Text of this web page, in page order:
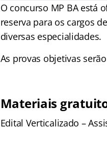
O concurso MP BA está
reserva para os cargos
diversas especialidades.
As provas objetivas
Materiais
Edital Verticalizado –